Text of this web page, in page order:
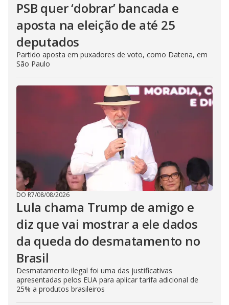
PSB quer ‘dobrar’ bancada e
aposta na eleição de até 25
deputados
Partido aposta em puxadores de voto, como Datena, em
São Paulo
DO R7/08/08/2026
Lula chama Trump de amigo e
diz que vai mostrar a ele dados
da queda do desmatamento no
Brasil
Desmatamento ilegal foi uma das justificativas
apresentadas pelos EUA para aplicar tarifa adicional de
25% a produtos brasileiros